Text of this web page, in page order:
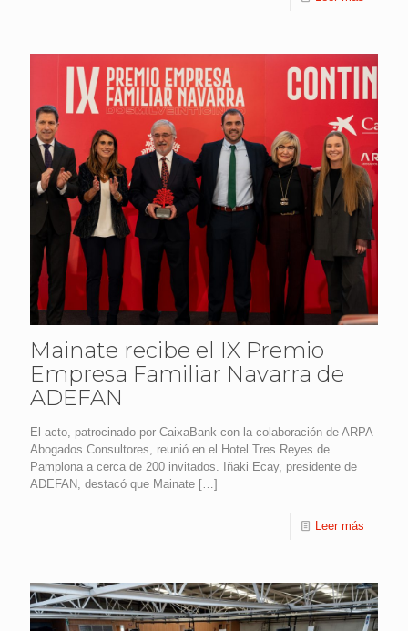
Mainate recibe el IX Premio
Empresa Familiar Navarra de
ADEFAN
El acto, patrocinado por CaixaBank con la colaboración de ARPA
Abogados Consultores, reunió en el Hotel Tres Reyes de
Pamplona a cerca de 200 invitados. Iñaki Ecay, presidente de
ADEFAN, destacó que Mainate […]
Leer más